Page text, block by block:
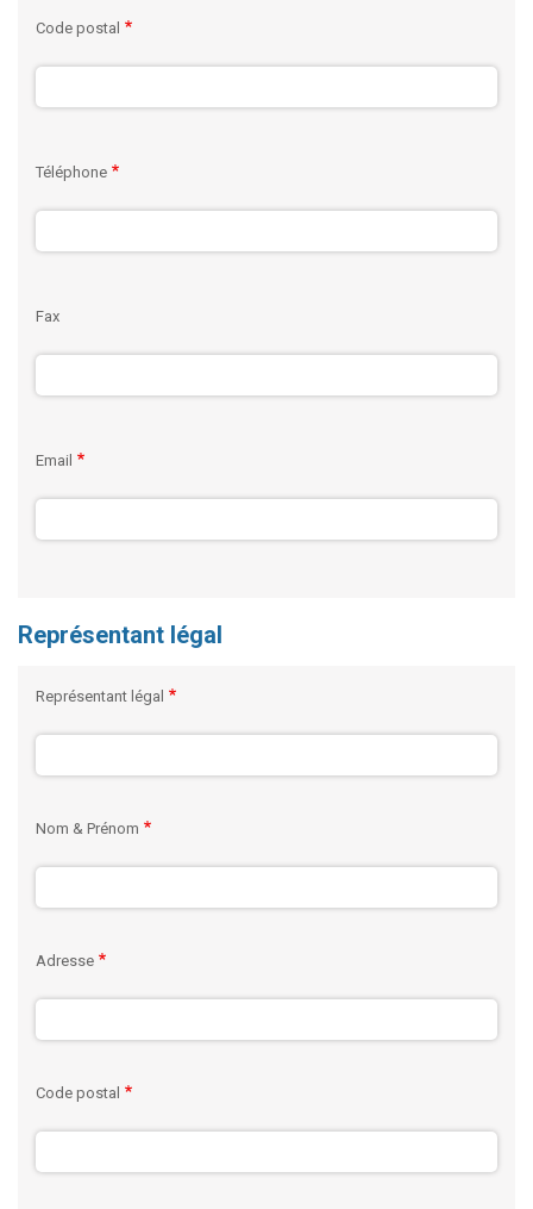
Code postal
Téléphone
Fax
Email
Représentant légal
Représentant légal
Nom & Prénom
Adresse
Code postal